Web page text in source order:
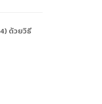
ด้วยวิธี